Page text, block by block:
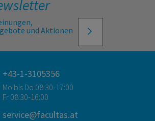
und Aktionen
+43-1-3105356
Mo bis Do 08:30-17:00
Fr 08:30-16:00
service@facultas.at